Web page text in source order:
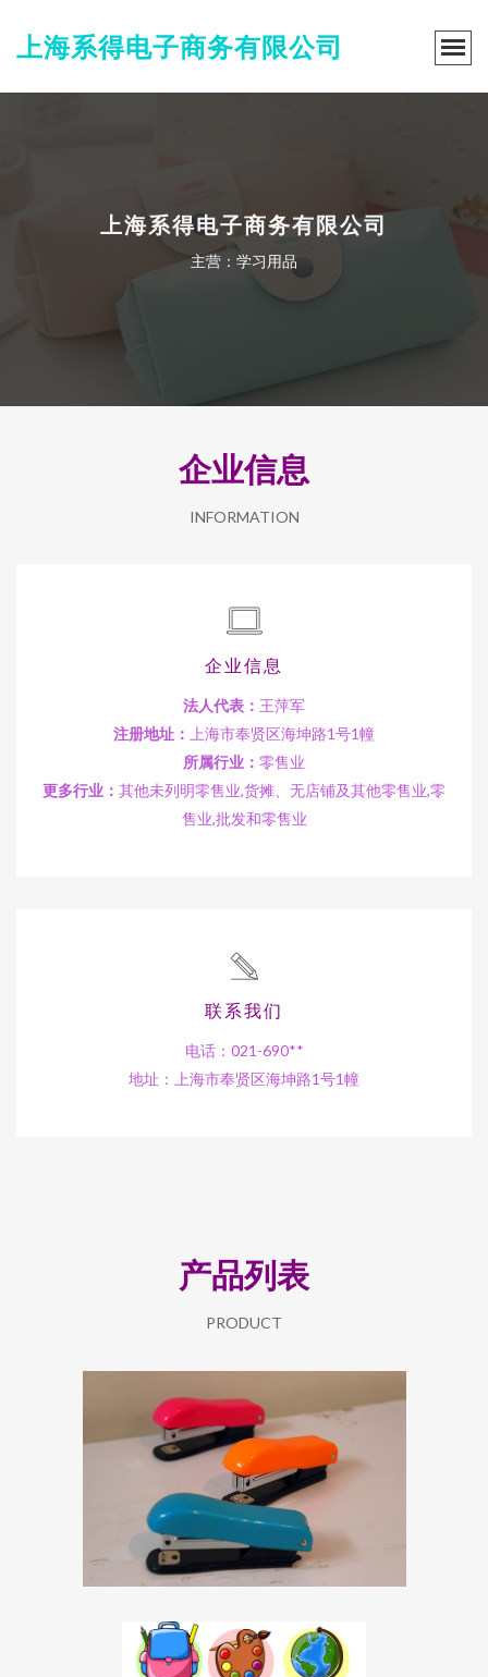
上海系得电子商务有限公司
上海系得电子商务有限公司
主营：学习用品
企业信息
INFORMATION
企业信息
法人代表： 王萍军
注册地址：
上海市奉贤区海坤路1号1幢
所属行业： 零售业
更多行业： 其他未列明零售业,货摊、无店铺及其他零售业,零
售业,批发和零售业
联系我们
电话：021-690**
地址：上海市奉贤区海坤路1号1幢
产品列表
PRODUCT